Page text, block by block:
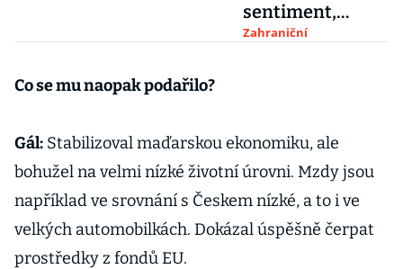
sentiment,
křesťanská
Zahraniční
Co se mu naopak podařilo?
Gál: Stabilizoval maďarskou ekonomiku, ale
bohužel na velmi nízké životní úrovni. Mzdy jsou
například ve srovnání s Českem nízké, a to i ve
velkých automobilkách. Dokázal úspěšně čerpat
prostředky z fondů EU.